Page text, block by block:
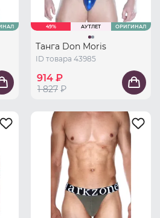
49% АУТЛЕТ ОРИГИНАЛ
Танга Don Moris
ID товара 43985
914 ₽
1 827 ₽